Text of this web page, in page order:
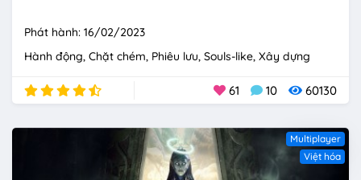
Phát hành: 16/02/2023
Hành động Chặt chém Phiêu lưu Souls-like Xây dựng
61 10 60130
Multiplayer
Việt hóa